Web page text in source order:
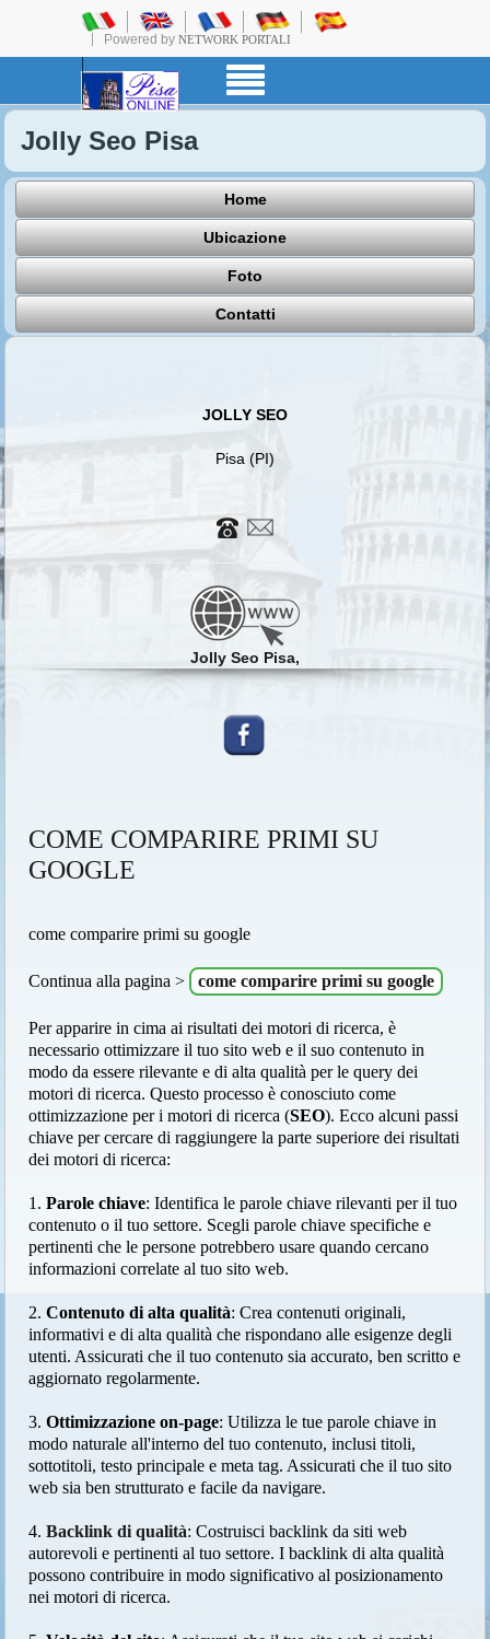
Powered by NETWORK PORTALI
Jolly Seo Pisa
Home
Ubicazione
Foto
Contatti
JOLLY SEO
Pisa (PI)
Jolly Seo Pisa,
COME COMPARIRE PRIMI SU
GOOGLE
come comparire primi su google
Continua alla pagina > come comparire primi su google
Per apparire in cima ai risultati dei motori di ricerca, è
necessario ottimizzare il tuo sito web e il suo contenuto in
modo da essere rilevante e di alta qualità per le query dei
motori di ricerca. Questo processo è conosciuto come
ottimizzazione per i motori di ricerca (SEO). Ecco alcuni passi
chiave per cercare di raggiungere la parte superiore dei risultati
dei motori di ricerca:
1.Parole chiave: Identifica le parole chiave rilevanti per il tuo
contenuto o il tuo settore. Scegli parole chiave specifiche e
pertinenti che le persone potrebbero usare quando cercano
informazioni correlate al tuo sito web.
2.Contenuto di alta qualità: Crea contenuti originali,
informativi e di alta qualità che rispondano alle esigenze degli
utenti. Assicurati che il tuo contenuto sia accurato, ben scritto e
aggiornato regolarmente.
3.Ottimizzazione on-page: Utilizza le tue parole chiave in
modo naturale all'interno del tuo contenuto, inclusi titoli,
sottotitoli, testo principale e meta tag. Assicurati che il tuo sito
web sia ben strutturato e facile da navigare.
4.Backlink di qualità: Costruisci backlink da siti web
autorevoli e pertinenti al tuo settore. I backlink di alta qualità
possono contribuire in modo significativo al posizionamento
nei motori di ricerca.